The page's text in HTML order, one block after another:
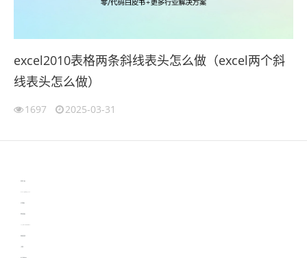
excel2010表格两条斜线表头怎么做（excel两个斜
线表头怎么做）
1697 2025-03-31